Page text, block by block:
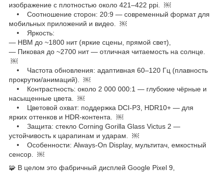
изображение с плотностью около 421–422 ppi. ￼
• Соотношение сторон: 20:9 — современный формат для
мобильных приложений и видео. ￼
• Яркость:
— HBM до ~1800 нит (яркие сцены, прямой свет),
— Пиковая до ~2700 нит — отличная читаемость на солнце.
￼
• Частота обновления: адаптивная 60–120 Гц (плавность
прокрутки/анимаций). ￼
• Контрастность: около 2 000 000:1 — глубокие чёрные и
насыщенные цвета. ￼
• Цветовой охват: поддержка DCI-P3, HDR10+ — для
ярких оттенков и HDR-контента. ￼
• Защита: стекло Corning Gorilla Glass Victus 2 —
устойчивость к царапинам и ударам. ￼
• Особенности: Always-On Display, мультитач, емкостный
сенсор. ￼
🧩 В целом это фабричный дисплей Google Pixel 9,